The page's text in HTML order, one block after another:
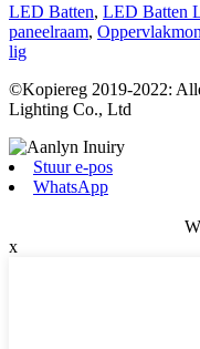
LED Batten, LED Batten
paneelraam,
lig
©Kopiereg 2019-2022:
Lighting Co., Ltd
Stuur e-pos
WhatsApp
x